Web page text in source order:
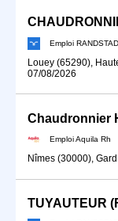
Emploi RANDSTAD
Louey (65290),
07/08/2026
Chaudronnier
Emploi Aquila Rh
Nîmes (30000),
TUYAUTEUR